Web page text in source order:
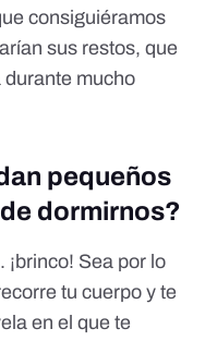
consiguiéramos
sus restos, que
mucho
pequeños
dormirnos?
¡brinco! Sea por lo
tu cuerpo y te
en el que te